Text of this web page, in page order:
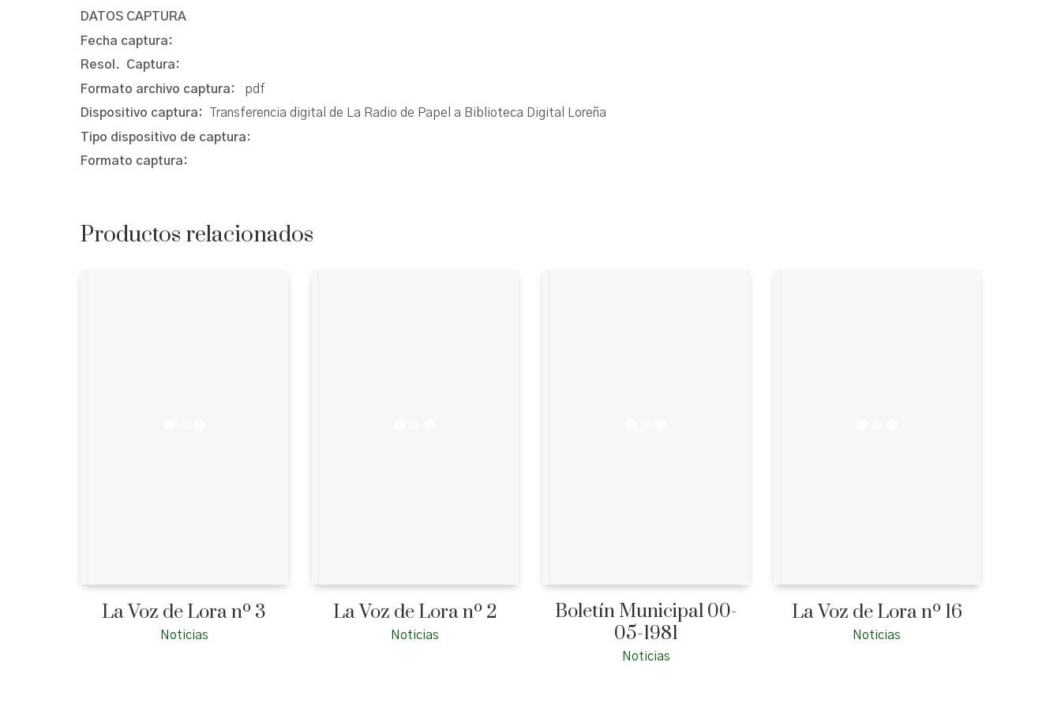
DATOS CAPTURA
Fecha captura:
Resol. Captura:
Formato archivo captura: pdf
Dispositivo captura:
Transferencia digital de La Radio de Papel a Biblioteca Digital Loreña
Tipo dispositivo de captura:
Formato captura:
Productos relacionados
La Voz de Lora nº 3
Noticias
La Voz de Lora nº 2
Noticias
Boletín Municipal 00-
05-1981
Noticias
La Voz de Lora nº 16
Noticias